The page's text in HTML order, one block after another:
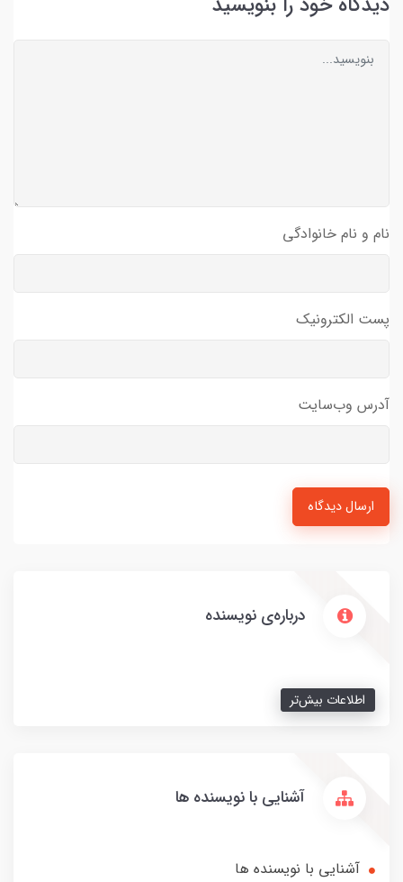
نام و نام خانوادگی
پست الکترونیک
آدرس وب‌سایت
ارسال دیدگاه
درباره‌ی نویسنده
اطلاعات بیش‌تر
آشنایی با نویسنده ها
آشنایی با نویسنده ها